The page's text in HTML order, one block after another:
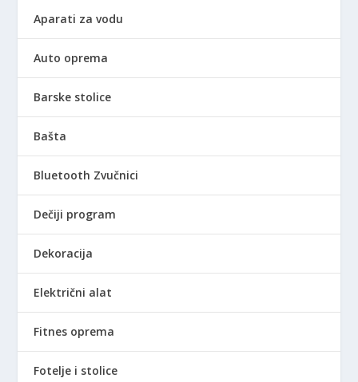
Aparati za vodu
Auto oprema
Barske stolice
Bašta
Bluetooth Zvučnici
Dečiji program
Dekoracija
Električni alat
Fitnes oprema
Fotelje i stolice